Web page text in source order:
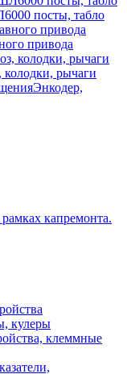
посты, табло
привода
колодки, рычаги
Энкодер,
капремонта.
кулеры
клеммные